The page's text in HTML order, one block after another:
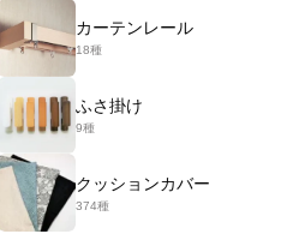
カーテンレール
18種
ふさ掛け
9種
クッションカバー
374種